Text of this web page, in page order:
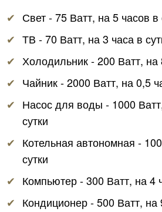
Свет ‑ 75 Ватт, на 5 часов в
ТВ ‑ 70 Ватт, на 3 часа в
Холодильник ‑ 200 Ватт, на
Чайник ‑ 2000 Ватт, на 0,5
Насос для воды ‑ 1000
сутки
Котельная автономная ‑
сутки
Компьютер ‑ 300 Ватт, на 4
Кондиционер ‑ 500 Ватт, на